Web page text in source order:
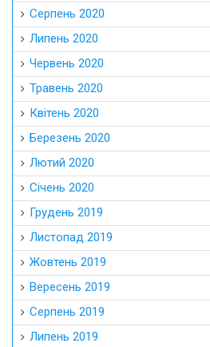
Серпень 2020
Липень 2020
Червень 2020
Травень 2020
Квітень 2020
Березень 2020
Лютий 2020
Січень 2020
Грудень 2019
Листопад 2019
Жовтень 2019
Вересень 2019
Серпень 2019
Липень 2019